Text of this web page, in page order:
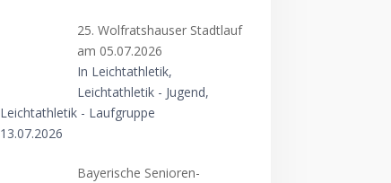
25. Wolfratshauser Stadtlauf
am 05.07.2026
In Leichtathletik,
Leichtathletik - Jugend,
Leichtathletik - Laufgruppe
13.07.2026
Bayerische Senioren-